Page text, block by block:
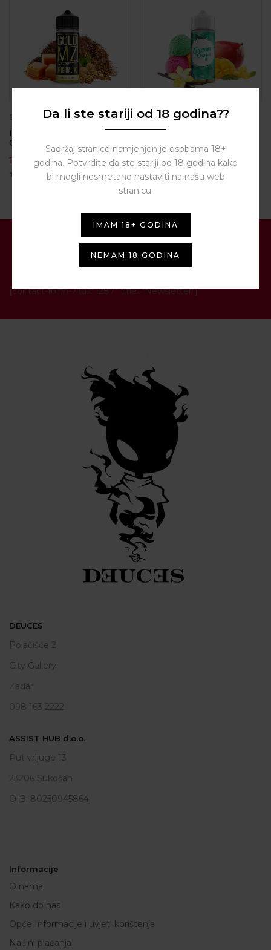
BY INFAMOUS
Infamous Master Blend –
Original MZ
17,00 €
BY INFAMOUS
Infamous – Green Drops
20ML
15,00€
PRIJAVITE SE NA NAŠ
NEWSLETTER
[contact-form-7 id="1287" title="Newsletter"]
DEUCES
Polačišće 2
City Gallery
Zadar
098 163 2222
ASSIST HUB d.o.o.
Put vrljuge 13
23206 Sukošan
OIB: 80250945864
Informacije
O nama
Kako do nas
Opće Informacije i uvjeti korištenja
Načini plaćanja
Da li ste stariji od 18 godina??
Sadržaj stranice namjenjen je osobama 18+
godina. Potvrdite da ste stariji od 18 godina kako
bi mogli nesmetano nastaviti na našu web
stranicu.
IMAM 18+ GODINA
NEMAM 18 GODINA